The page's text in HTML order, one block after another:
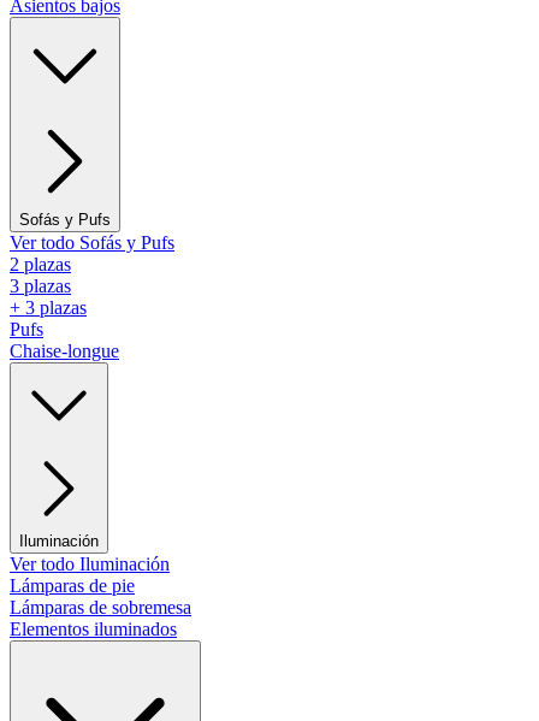
Asientos bajos
Sofás y Pufs
Ver todo Sofás y Pufs
2 plazas
3 plazas
+ 3 plazas
Pufs
Chaise-longue
Iluminación
Ver todo Iluminación
Lámparas de pie
Lámparas de sobremesa
Elementos iluminados